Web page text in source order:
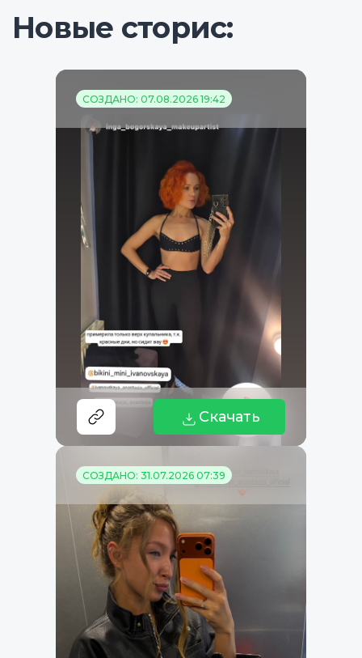
Новые сторис:
СОЗДАНО: 07.08.2026 19:42
Скачать
СОЗДАНО: 31.07.2026 07:39